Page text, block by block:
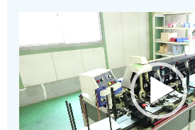
プ
ー
ヤ
ー